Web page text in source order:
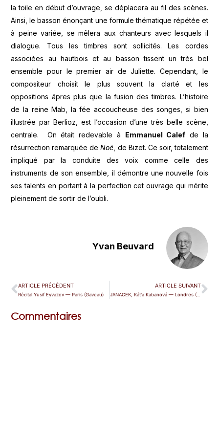
la toile en début d’ouvrage, se déplacera au fil des scènes.
Ainsi, le basson énonçant une formule thématique répétée et
à peine variée, se mêlera aux chanteurs avec lesquels il
dialogue. Tous les timbres sont sollicités. Les cordes
associées au hautbois et au basson tissent un très bel
ensemble pour le premier air de Juliette. Cependant, le
compositeur choisit le plus souvent la clarté et les
oppositions âpres plus que la fusion des timbres. L’histoire
de la reine Mab, la fée accoucheuse des songes, si bien
illustrée par Berlioz, est l’occasion d’une très belle scène,
centrale. On était redevable à Emmanuel Calef de la
résurrection remarquée deNoé , de Bizet. Ce soir, totalement
impliqué par la conduite des voix comme celle des
instruments de son ensemble, il démontre une nouvelle fois
ses talents en portant à la perfection cet ouvrage qui mérite
pleinement de sortir de l’oubli.
Yvan Beuvard
ARTICLE PRÉCÉDENT
Récital Yusif Eyvazov — Paris (Gaveau)
ARTICLE SUIVANT
JANACEK, Kát'a Kabanová — Londres (ROH)
Commentaires